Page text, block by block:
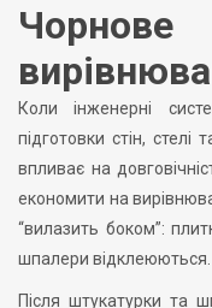
Чорнове
Коли інженерні
підготовки стін, стелі
впливає на
економити на
“вилазить боком”:
шпалери відклеюються.
Після штукатурки та